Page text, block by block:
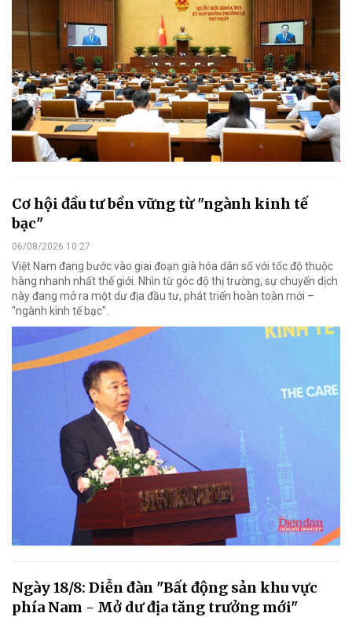
Cơ hội đầu tư bền vững từ "ngành kinh tế
bạc"
06/08/2026 10:27
Việt Nam đang bước vào giai đoạn già hóa dân số với tốc độ thuộc
hàng nhanh nhất thế giới. Nhìn từ góc độ thị trường, sự chuyển dịch
này đang mở ra một dư địa đầu tư, phát triển hoàn toàn mới –
"ngành kinh tế bạc".
Ngày 18/8: Diễn đàn "Bất động sản khu vực
phía Nam - Mở dư địa tăng trưởng mới"